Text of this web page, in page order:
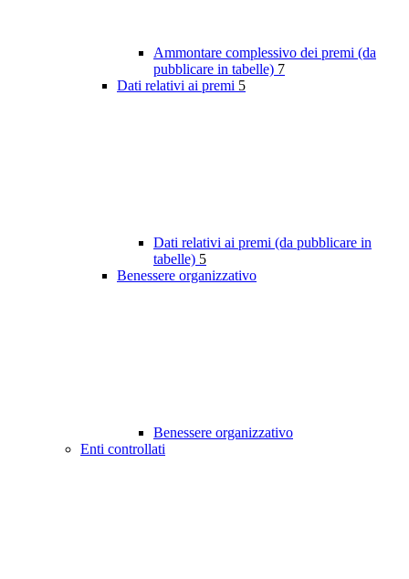
Ammontare complessivo dei premi (da
pubblicare in tabelle) 7
Dati relativi ai premi 5
Dati relativi ai premi (da pubblicare in
tabelle) 5
Benessere organizzativo
Benessere organizzativo
Enti controllati